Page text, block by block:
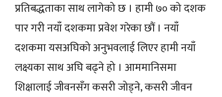
प्रतिबद्धताका साथ लागेको छ । हामी ७० को दशक
पार गरी नयाँ दशकमा प्रवेश गरेका छौं । नयाँ
दशकमा यसअघिको अनुभवलाई लिएर हामी नयाँ
लक्ष्यका साथ अघि बढ्ने हो । आममानिसमा
शिक्षालाई जीवनसँग कसरी जोड्ने, कसरी जीवन